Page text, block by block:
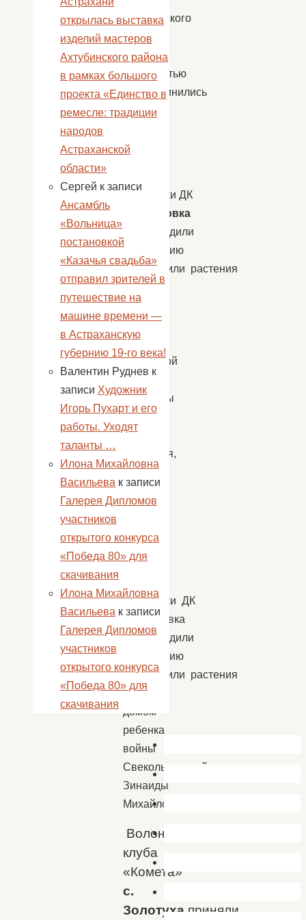
Ахтубинского
района
с
готовностью
присоединились
к
Работники ДК
с.Пироговка
облагородили
территорию
и высадили растения
перед
домом
ребенка
войны
Степкиной
Тамары
Петровны
1936
года
рождения,
отец
погиб
войне.
Работники ДК
с.Пироговка
облагородили
территорию
и высадили растения
перед
домом
ребенка
войны
Свекольниковой
Зинаиды
Михайловны
Волонтеры
клуба
«Комета»
с.
Золотуха приняли
открылась выставка
изделий мастеров
Ахтубинского района
в рамках большого
проекта «Единство в
ремесле: традиции
народов
Астраханской
области»
Сергей к записи
Ансамбль
«Вольница»
постановкой
«Казачья свадьба»
отправил зрителей в
путешествие на
машине времени —
в Астраханскую
губернию 19-го века!
Валентин Руднев к
записи Художник
Игорь Пухарт и его
работы. Уходят
таланты …
Илона Михайловна
Васильева к записи
Галерея Дипломов
участников
открытого конкурса
«Победа 80» для
скачивания
Илона Михайловна
Васильева к записи
Галерея Дипломов
участников
открытого конкурса
«Победа 80» для
скачивания